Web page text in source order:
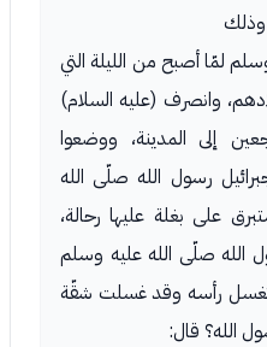
وذلك
لمّا أصبح من الليلة التي
وانصرف (عليه السلام)
إلى المدينة، ووضعوا
رسول الله صلّى الله
على بغلة عليها رحالة،
الله صلّى الله عليه وسلم
رأسه وقد غسلت شقّة
الله؟ قال: